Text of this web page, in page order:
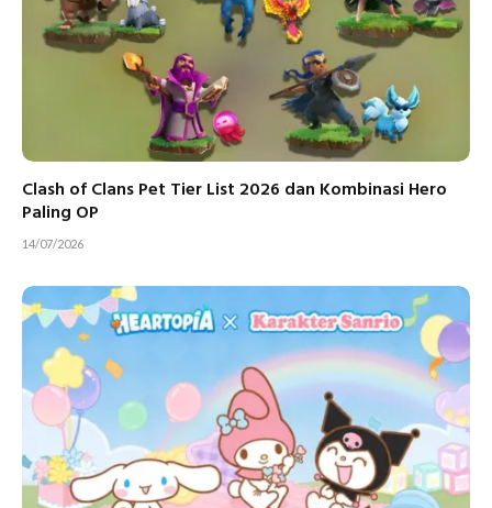
Clash of Clans Pet Tier List 2026 dan Kombinasi Hero
Paling OP
14/07/2026